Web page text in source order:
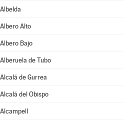
Albelda
Albero Alto
Albero Bajo
Alberuela de Tubo
Alcalá de Gurrea
Alcalá del Obispo
Alcampell